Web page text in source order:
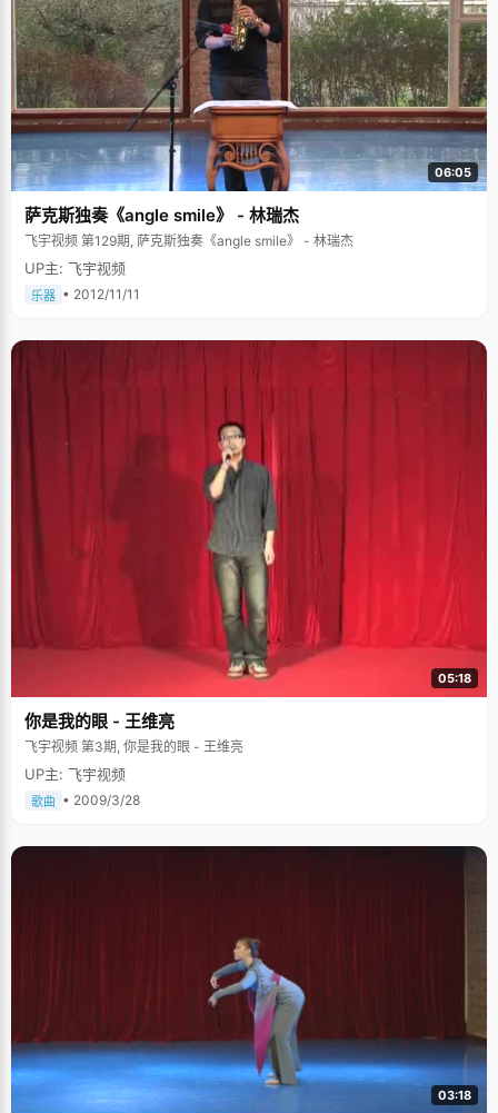
06:05
萨克斯独奏《angle smile》 - 林瑞杰
飞宇视频 第129期, 萨克斯独奏《angle smile》 - 林瑞杰
UP主: 飞宇视频
乐器 • 2012/11/11
05:18
你是我的眼 - 王维亮
飞宇视频 第3期, 你是我的眼 - 王维亮
UP主: 飞宇视频
歌曲 • 2009/3/28
03:18